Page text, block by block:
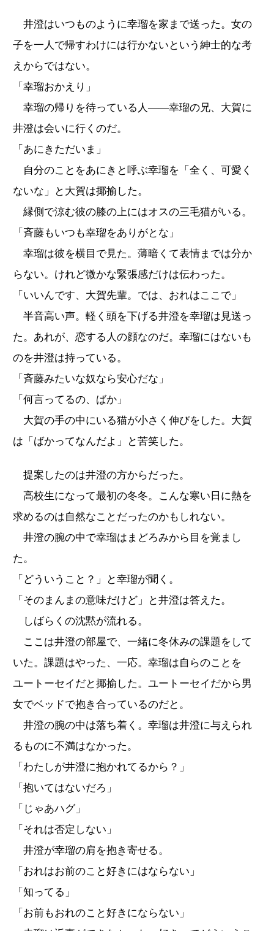
井澄はいつものように幸瑠を家まで送った。女の
子を一人で帰すわけには行かないという紳士的な考
えからではない。
「幸瑠おかえり」
幸瑠の帰りを待っている人――幸瑠の兄、大賀に
井澄は会いに行くのだ。
「あにきただいま」
自分のことをあにきと呼ぶ幸瑠を「全く、可愛く
ないな」と大賀は揶揄した。
縁側で涼む彼の膝の上にはオスの三毛猫がいる。
「斉藤もいつも幸瑠をありがとな」
幸瑠は彼を横目で見た。薄暗くて表情までは分か
らない。けれど微かな緊張感だけは伝わった。
「いいんです、大賀先輩。では、おれはここで」
半音高い声。軽く頭を下げる井澄を幸瑠は見送っ
た。あれが、恋する人の顔なのだ。幸瑠にはないも
のを井澄は持っている。
「斉藤みたいな奴なら安心だな」
「何言ってるの、ばか」
大賀の手の中にいる猫が小さく伸びをした。大賀
は「ばかってなんだよ」と苦笑した。
提案したのは井澄の方からだった。
高校生になって最初の冬冬。こんな寒い日に熱を
求めるのは自然なことだったのかもしれない。
井澄の腕の中で幸瑠はまどろみから目を覚まし
た。
「どういうこと？」と幸瑠が聞く。
「そのまんまの意味だけど」と井澄は答えた。
しばらくの沈黙が流れる。
ここは井澄の部屋で、一緒に冬休みの課題をして
いた。課題はやった、一応。幸瑠は自らのことを
ユートーセイだと揶揄した。ユートーセイだから男
女でベッドで抱き合っているのだと。
井澄の腕の中は落ち着く。幸瑠は井澄に与えられ
るものに不満はなかった。
「わたしが井澄に抱かれてるから？」
「抱いてはないだろ」
「じゃあハグ」
「それは否定しない」
井澄が幸瑠の肩を抱き寄せる。
「おれはお前のこと好きにはならない」
「知ってる」
「お前もおれのこと好きにならない」